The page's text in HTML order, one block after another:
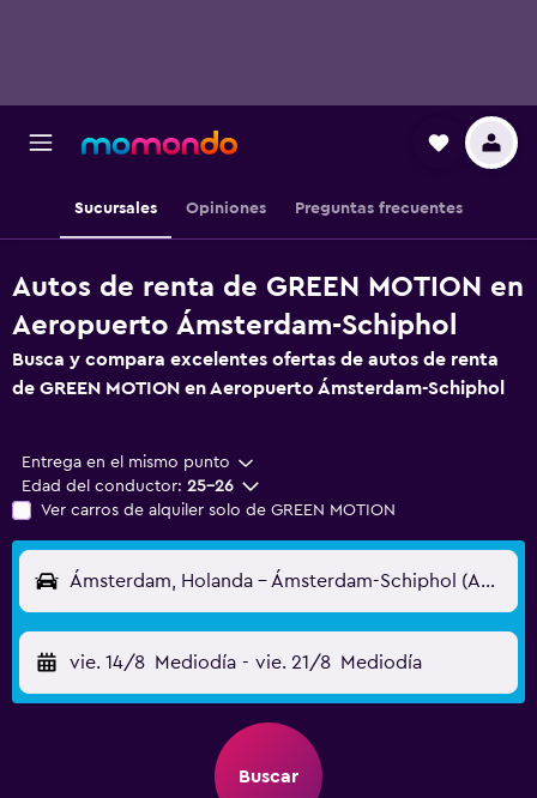
Sucursales Opiniones Preguntas frecuentes
Autos de renta de GREEN MOTION en
Aeropuerto Ámsterdam-Schiphol
Busca y compara excelentes ofertas de autos de renta
de GREEN MOTION en Aeropuerto Ámsterdam-Schiphol
Entrega en el mismo punto
Edad del conductor: 25-26
Ver carros de alquiler solo de GREEN MOTION
Ámsterdam, Holanda - Ámsterdam-Schiphol (AMS)
vie. 14/8 Mediodía - vie. 21/8 Mediodía
Buscar